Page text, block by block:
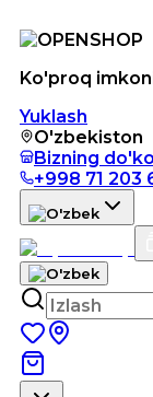
Ko'proq
Yuklash
O'zbekiston
Bizning
+998 71 203